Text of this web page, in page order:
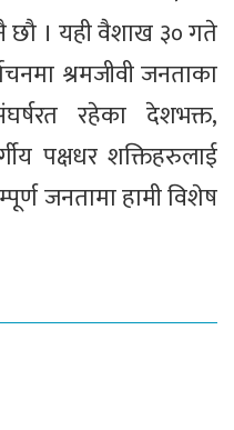
छौ । यही वैशाख ३० गते
श्रमजीवी जनताका
रहेका देशभक्त,
पक्षधर शक्तिहरुलाई
जनतामा हामी विशेष